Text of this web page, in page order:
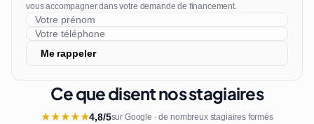
vous accompagner dans votre demande de financement.
Me rappeler
Ce que disent nos stagiaires
★★★★★4,8/5sur Google · de nombreux stagiaires formés